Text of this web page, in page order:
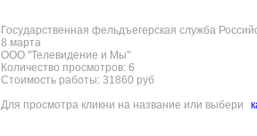
Государственная фельдъегерская служба
8 марта
ООО "Телевидение и Мы"
Количество просмотров: 6
Стоимость работы: 31860 руб
Для просмотра кликни на название или выбери